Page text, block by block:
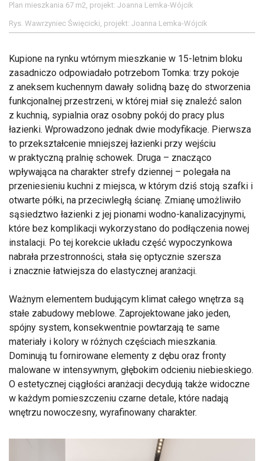
Plan mieszkania 67 m2, projekt: Joanna Lemka-Wójcik
Rys. Wawrzyniec Święcicki, projekt: Joanna Lemka-Wójcik
Kupione na rynku wtórnym mieszkanie w 15-letnim bloku
zasadniczo odpowiadało potrzebom Tomka: trzy pokoje
z aneksem kuchennym dawały solidną bazę do stworzenia
funkcjonalnej przestrzeni, w której miał się znaleźć salon
z kuchnią, sypialnia oraz osobny pokój do pracy plus
łazienki. Wprowadzono jednak dwie modyfikacje. Pierwsza
to przekształcenie mniejszej łazienki przy wejściu
w praktyczną pralnię schowek. Druga – znacząco
wpływająca na charakter strefy dziennej – polegała na
przeniesieniu kuchni z miejsca, w którym dziś stoją szafki i
otwarte półki, na przeciwległą ścianę. Zmianę umożliwiło
sąsiedztwo łazienki z jej pionami wodno-kanalizacyjnymi,
które bez komplikacji wykorzystano do podłączenia nowej
instalacji. Po tej korekcie układu część wypoczynkowa
nabrała przestronności, stała się optycznie szersza
i znacznie łatwiejsza do elastycznej aranżacji.
Ważnym elementem budującym klimat całego wnętrza są
stałe zabudowy meblowe. Zaprojektowane jako jeden,
spójny system, konsekwentnie powtarzają te same
materiały i kolory w różnych częściach mieszkania.
Dominują tu fornirowane elementy z dębu oraz fronty
malowane w intensywnym, głębokim odcieniu niebieskiego.
O estetycznej ciągłości aranżacji decydują także widoczne
w każdym pomieszczeniu czarne detale, które nadają
wnętrzu nowoczesny, wyrafinowany charakter.